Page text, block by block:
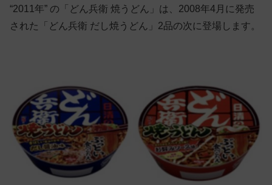
“2011年” の「どん兵衛 焼うどん」は、2008年4月に発売
された「どん兵衛 だし焼うどん」2品の次に登場します。